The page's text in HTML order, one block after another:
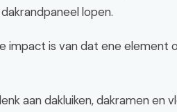
lopen.
impact is van dat ene element
aan dakluiken, dakramen en